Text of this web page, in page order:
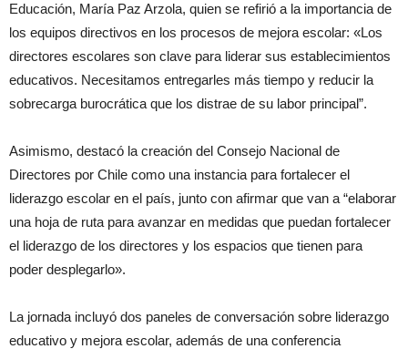
Educación, María Paz Arzola, quien se refirió a la importancia de
los equipos directivos en los procesos de mejora escolar: «Los
directores escolares son clave para liderar sus establecimientos
educativos. Necesitamos entregarles más tiempo y reducir la
sobrecarga burocrática que los distrae de su labor principal”.
Asimismo, destacó la creación del Consejo Nacional de
Directores por Chile como una instancia para fortalecer el
liderazgo escolar en el país, junto con afirmar que van a “elaborar
una hoja de ruta para avanzar en medidas que puedan fortalecer
el liderazgo de los directores y los espacios que tienen para
poder desplegarlo».
La jornada incluyó dos paneles de conversación sobre liderazgo
educativo y mejora escolar, además de una conferencia